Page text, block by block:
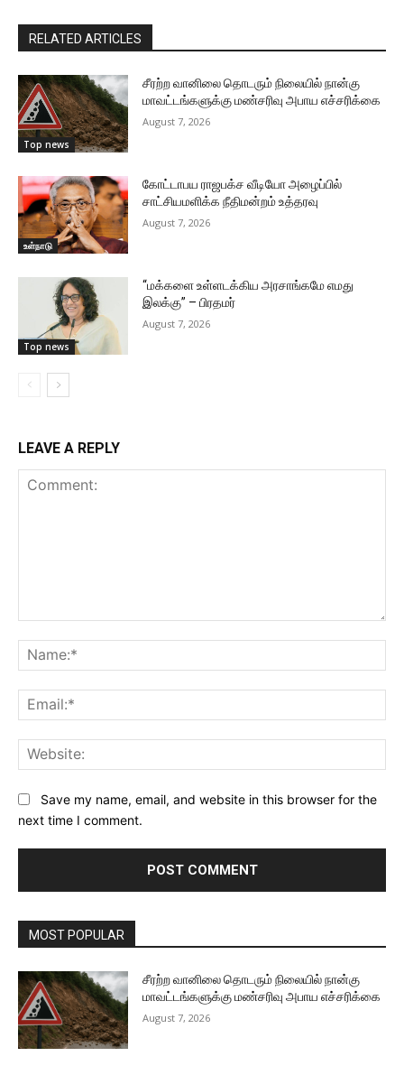
RELATED ARTICLES
Top news
சீரற்ற வானிலை தொடரும் நிலையில் நான்கு
மாவட்டங்களுக்கு மண்சரிவு அபாய எச்சரிக்கை
August 7, 2026
உள்நாடு
கோட்டாபய ராஜபக்ச வீடியோ அழைப்பில்
சாட்சியமளிக்க நீதிமன்றம் உத்தரவு
August 7, 2026
Top news
“மக்களை உள்ளடக்கிய அரசாங்கமே எமது
இலக்கு” – பிரதமர்
August 7, 2026
LEAVE A REPLY
Save my name, email, and website in this browser for the
next time I comment.
MOST POPULAR
சீரற்ற வானிலை தொடரும் நிலையில் நான்கு
மாவட்டங்களுக்கு மண்சரிவு அபாய எச்சரிக்கை
August 7, 2026